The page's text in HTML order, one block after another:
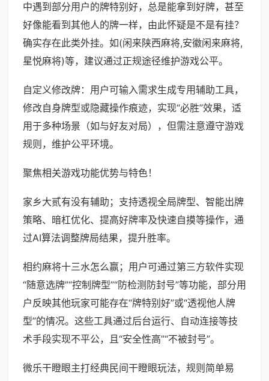
中遇到部分用户的牌特别好，总是能拿到好牌，甚至
好像能看到其他人的牌一样，由此怀疑是不是有挂？
确实存在此类外挂。如(闲来陕西麻将,安徽闲来麻将,
星悦麻将)等，建议通过正规途径维护游戏公平。
自定义修改牌：用户可输入需求生成专用辅助工具，
修改自身牌型或隐藏操作痕迹，实现“必胜”效果，适
用于多种场景（如与好友对局），但需注意遵守游戏
规则，维护公平环境。
聚焦相关游戏功能优势与特色！
家乡大贰有没有辅助；支持透视全局牌型、智能出牌
策略、暗杠优化、提高好牌率及快速自摸等操作，通
过AI算法调整牌局结果，提升胜率。
相约麻将十三水怎么赢；用户可通过第三方软件实现
“随意选牌”“控制牌型”“防检测防封号”等功能，部分用
户反映其他玩家可能存在“牌特别好”或“透视他人牌
型”的情况。这些工具通过后台运行、自动连接等技
术手段实现不平公，且“安全性高”“不被封号”。
微乐干瞪眼主打经典民间干瞪眼玩法，规则简单易